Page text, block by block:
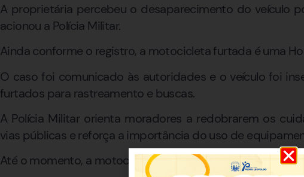
A proprietária percebeu o desaparecimento do veículo
acionou a Polícia Militar.
Ainda conforme o registro, a motocicleta furtada é uma
O caso foi comunicado às autoridades e o veículo foi
furtados para rastreamento e buscas.
A Polícia Militar orienta moradores a redobrarem os
vias públicas e reforça a importância do uso de
Até o momento, a motocicleta não havia sido localizada.